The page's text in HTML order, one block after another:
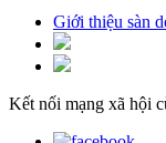
Giới thiệu sàn
Kết nối mạng xã hội